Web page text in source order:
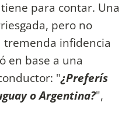
para contar. Una
pero no
tremenda infidencia
en base a una
"¿Preferís
o Argentina?",